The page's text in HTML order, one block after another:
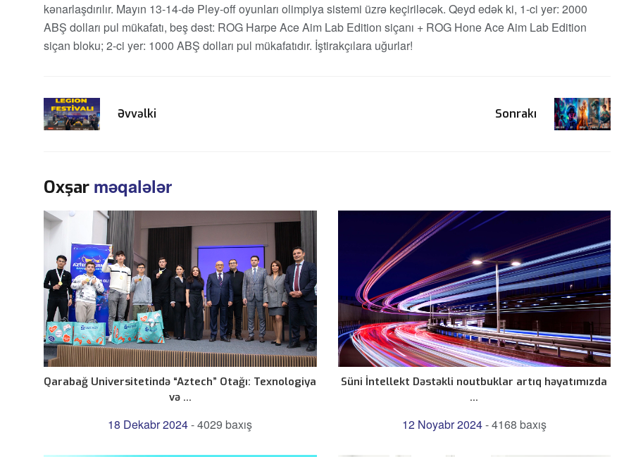
kənarlaşdırılır. Mayın 13-14-də Pley-off oyunları olimpiya sistemi üzrə keçiriləcək. Qeyd edək ki, 1-ci yer: 2000
ABŞ dolları pul mükafatı, beş dəst: ROG Harpe Ace Aim Lab Edition siçanı + ROG Hone Ace Aim Lab Edition
siçan bloku; 2-ci yer: 1000 ABŞ dolları pul mükafatıdır. İştirakçılara uğurlar!
Əvvəlki Sonrakı
Oxşar məqalələr
Qarabağ Universitetində “Aztech” Otağı: Texnologiya
və ...
18 Dekabr 2024-4029 baxış
Süni İntellekt Dəstəkli noutbuklar artıq həyatımızda
...
12 Noyabr 2024-4168 baxış